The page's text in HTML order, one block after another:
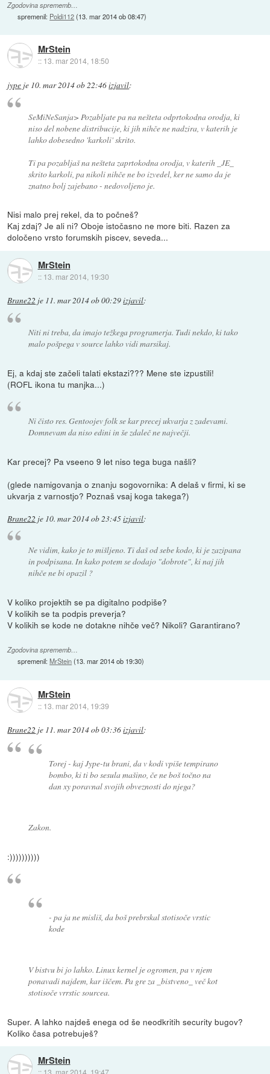
Zgodovina sprememb…
spremenil: Poldi112(13. mar 2014 ob 08:47)
MrStein
:: 13. mar 2014, 18:50
jype je 10. mar 2014 ob 22:46izjavil:
SeMiNeSanja> Pozabljate pa na nešteta odprtokodna orodja, ki
niso del nobene distribucije, ki jih nihče ne nadzira, v katerih je
lahko dobesedno 'karkoli' skrito.
Ti pa pozabljaš na nešteta zaprtokodna orodja, v katerih _JE_
skrito karkoli, pa nikoli nihče ne bo izvedel, ker ne samo da je
znatno bolj zajebano - nedovoljeno je.
Nisi malo prej rekel, da to počneš?
Kaj zdaj? Je ali ni? Oboje istočasno ne more biti. Razen za
določeno vrsto forumskih piscev, seveda...
MrStein
:: 13. mar 2014, 19:30
Brane22 je 11. mar 2014 ob 00:29izjavil:
Niti ni treba, da imajo težkega programerja. Tudi nekdo, ki tako
malo pošpega v source lahko vidi marsikaj.
Ej, a kdaj ste začeli talati ekstazi??? Mene ste izpustili!
(ROFL ikona tu manjka...)
Ni čisto res. Gentoojev folk se kar precej ukvarja z zadevami.
Domnevam da niso edini in še zdaleč ne največji.
Kar precej? Pa vseeno 9 let niso tega buga našli?
(glede namigovanja o znanju sogovornika: A delaš v firmi, ki se
ukvarja z varnostjo? Poznaš vsaj koga takega?)
Brane22 je 10. mar 2014 ob 23:45izjavil:
Ne vidim, kako je to mišljeno. Ti daš od sebe kodo, ki je zazipana
in podpisana. In kako potem se dodajo "dobrote", ki naj jih
nihče ne bi opazil ?
V koliko projektih se pa digitalno podpiše?
V kolikih se ta podpis preverja?
V kolikih se kode ne dotakne nihče več? Nikoli? Garantirano?
Zgodovina sprememb…
spremenil:MrStein(13. mar 2014 ob 19:30)
MrStein
:: 13. mar 2014, 19:39
Brane22 je 11. mar 2014 ob 03:36izjavil:
Torej - kaj Jype-tu brani, da v kodi vpiše tempirano
bombo, ki ti bo sesula mašino, če ne boš točno na
dan xy poravnal svojih obveznosti do njega?
Zakon.
:))))))))))
- pa ja ne misliš, da boš prebrskal stotisoče vrstic
kode
V bistvu bi jo lahko. Linux kernel je ogromen, pa v njem
ponavadi najdem, kar iščem. Pa gre za _bistveno_ več kot
stotisoče vrrstic sourcea.
Super. A lahko najdeš enega od še neodkritih security bugov?
Koliko časa potrebuješ?
MrStein